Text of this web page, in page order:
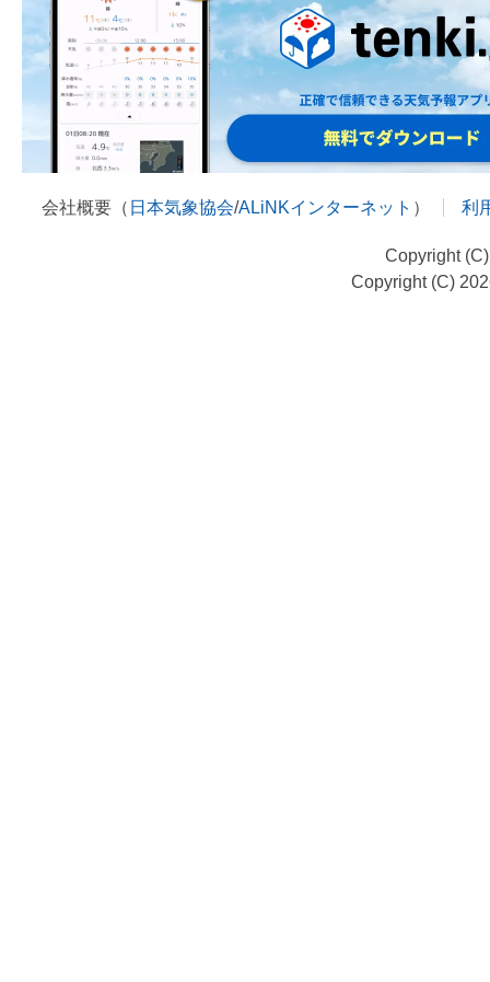
会社概要（ 日本気象協会/ALiNKインターネット ） 利
Copyright
Copyright (C)